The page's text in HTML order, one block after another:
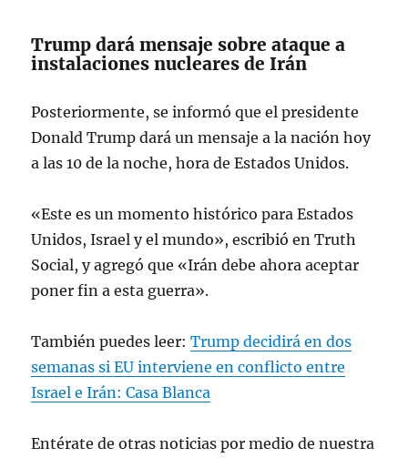
Trump dará mensaje sobre ataque a
instalaciones nucleares de Irán
Posteriormente, se informó que el presidente
Donald Trump dará un mensaje a la nación hoy
a las 10 de la noche, hora de Estados Unidos.
«Este es un momento histórico para Estados
Unidos, Israel y el mundo», escribió en Truth
Social, y agregó que «Irán debe ahora aceptar
poner fin a esta guerra».
También puedes leer:Trump decidirá en dos
semanas si EU interviene en conflicto entre
Israel e Irán: Casa Blanca
Entérate de otras noticias por medio de nuestra